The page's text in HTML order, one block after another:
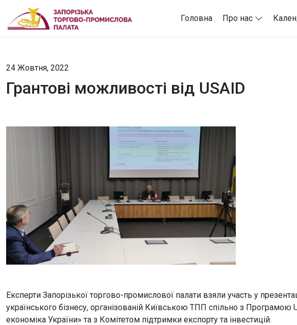
Головна Про нас
24 Жовтня, 2022
Грантові можливості від USAID
Експерти Запорізької торгово-промислової палати взяли участь у
українського бізнесу, організованій Київською ТПП спільно з Програмою
економіка України» та з Комітетом підтримки експорту та інвестицій.